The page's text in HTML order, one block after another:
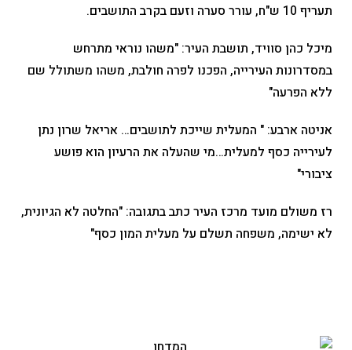
תעריף 10 ש"ח, עורר סערה וזעם בקרב התושבים.
מיכל כהן סוויד, תושבת העיר: "משהו נוראי מתרחש
במסדרונות העירייה, הפכנו לפרה חולבת, משהו משתולל שם
ללא הפרעה"
אניטה ארבע: " המעלית שייכת לתושבים… אריאל שרון נתן
לעירייה כסף למעלית…מי שהעלה את הרעיון הוא פושע
ציבורי"
רז משולם מועד מרכז העיר כתב בתגובה: "החלטה לא הגיונית,
לא ישימה, משפחה תשלם על מעלית המון כסף"